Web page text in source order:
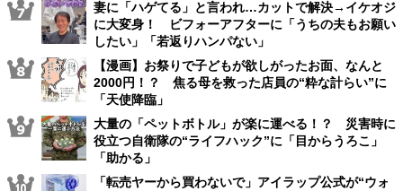
妻に「ハゲてる」と言われ…カットで解決→イケオジ
に大変身！ ビフォーアフターに「うちの夫もお願い
したい」「若返りハンパない」
【漫画】お祭りで子どもが欲しがったお面、なんと
2000円！？ 焦る母を救った店員の“粋な計らい”に
「天使降臨」
大量の「ペットボトル」が楽に運べる！？ 災害時に
役立つ自衛隊の“ライフハック”に「目からうろこ」
「助かる」
「転売ヤーから買わないで」アイラップ公式が“ウォ